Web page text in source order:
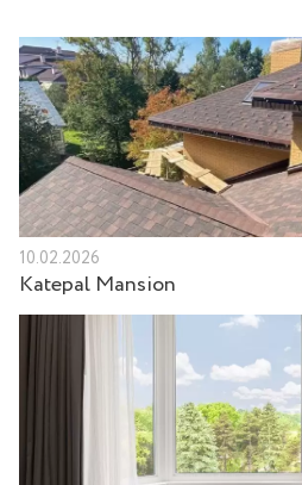
10.02.2026
Katepal Mansion